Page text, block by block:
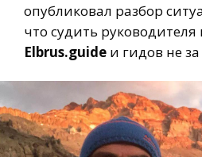
опубликовал разбор
что судить
Elbrus.guide и гидов не